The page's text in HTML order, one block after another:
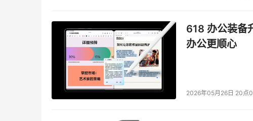
618 办公装备
办公更顺心
2026年05月26日 20点